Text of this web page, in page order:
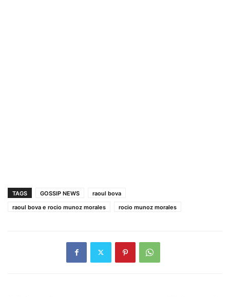
TAGS GOSSIP NEWS
raoul bova
raoul bova e rocio munoz morales
rocio munoz morales